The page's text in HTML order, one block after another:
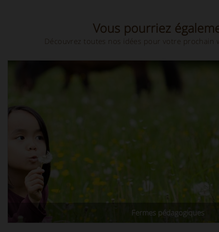
Vous pourriez
Découvrez toutes nos idées pour votre prochain
Fermes pédagogiques